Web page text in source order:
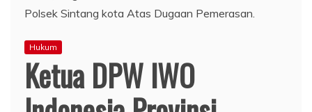
Hukum
Ketua DPW IWO